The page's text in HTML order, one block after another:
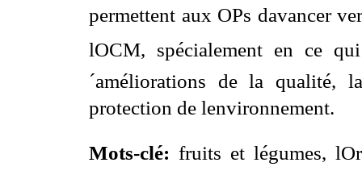
permettent aux OPs davancer
lOCM, spécialement en ce
´améliorations de la qualité,
protection de lenvironnement.
Mots-clé: fruits etlégumes,